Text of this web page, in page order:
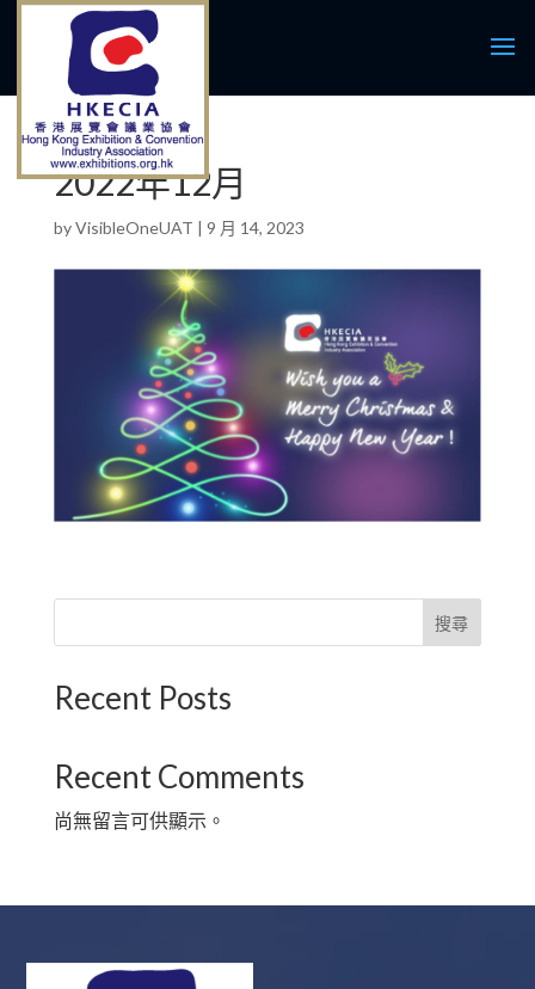
2022年12月
byVisibleOneUAT | 9 月 14, 2023
搜尋
Recent Posts
Recent Comments
尚無留言可供顯示。